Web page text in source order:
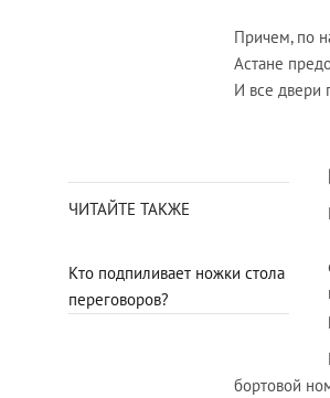
Причем, по
Астане
И все двери
ЧИТАЙТЕ ТАКЖЕ
Кто подпиливает ножки стола
переговоров?
бортовой